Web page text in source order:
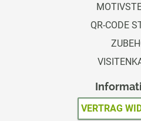
QR-CODE
VERTRAG